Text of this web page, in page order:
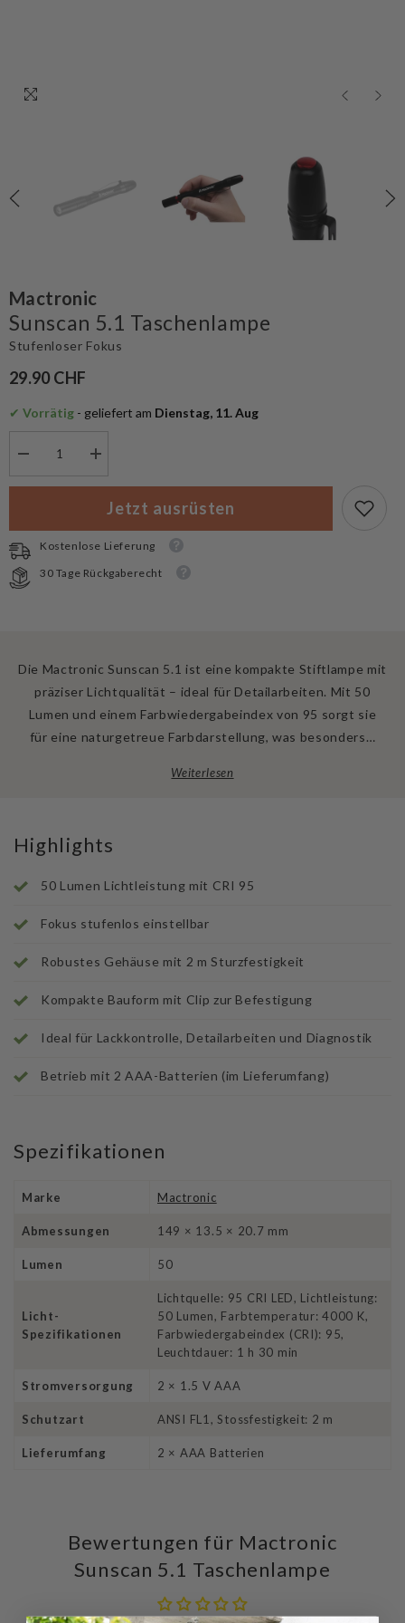
Mactronic
Sunscan 5.1 Taschenlampe
Stufenloser Fokus
29.90 CHF
✔ Vorrätig - geliefert am Dienstag, 11. Aug
für
5.1
Taschenlampe
Menge
für
Mactronic
Sunscan
5.1
Taschenlampe
Jetzt ausrüsten
Kostenlose Lieferung
30 Tage Rückgaberecht
Die Mactronic Sunscan 5.1 ist eine kompakte Stiftlampe mit
präziser Lichtqualität – ideal für Detailarbeiten. Mit 50
Lumen und einem Farbwiedergabeindex von 95 sorgt sie
für eine naturgetreue Farbdarstellung, was besonders…
Weiterlesen
Highlights
50 Lumen Lichtleistung mit CRI 95
Fokus stufenlos einstellbar
Robustes Gehäuse mit 2 m Sturzfestigkeit
Kompakte Bauform mit Clip zur Befestigung
Ideal für Lackkontrolle, Detailarbeiten und Diagnostik
Betrieb mit 2 AAA-Batterien (im Lieferumfang)
Spezifikationen
Marke Mactronic
Abmessungen 149 × 13.5 × 20.7 mm
Lumen 50
Licht-
Spezifikationen
Lichtquelle: 95 CRI LED, Lichtleistung:
50 Lumen, Farbtemperatur: 4000 K,
Farbwiedergabeindex (CRI): 95,
Leuchtdauer: 1 h 30 min
Stromversorgung 2 × 1.5 V AAA
Schutzart ANSI FL1, Stossfestigkeit: 2 m
Lieferumfang 2 × AAA Batterien
Bewertungen für Mactronic
Sunscan 5.1 Taschenlampe